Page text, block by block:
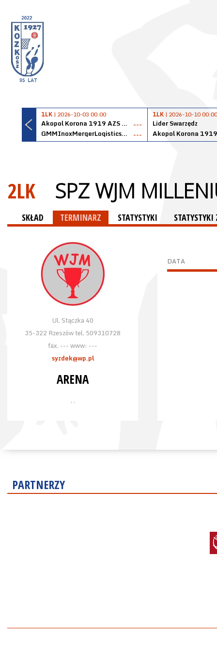
1LK | 2026-10-03 00:00
Akopol Korona 1919 AZS PK Kraków
---
GMMInoxMergerLogisticsPanteryŁańcut
---
1LK | 2026-10-10 00:00
Lider Swarzędz
2LK SPZ WJM
SKŁAD TERMINARZ STATYSTYKI
Ul. Stączka 40
35-322 Rzeszów tel. 509310728
fax. --- www: ---
syzdek@wp.pl
ARENA
, ,
DATA
PARTNERZY